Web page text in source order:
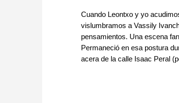
Cuando Leontxo y yo
vislumbramos a Vassily
pensamientos. Una escena
Permaneció en esa postura
acera de la calle Isaac Peral